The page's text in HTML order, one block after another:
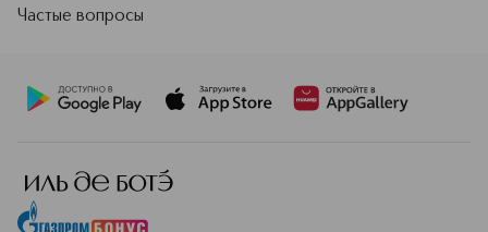
Частые вопросы